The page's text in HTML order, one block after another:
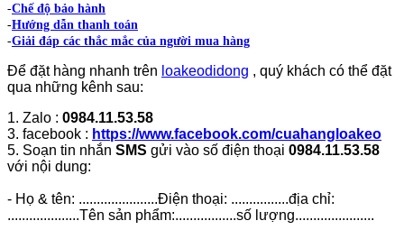
-Chế độ bảo hành
-Hướng dẫn thanh toán
-Giải đáp các thắc mắc của người mua hàng
Để đặt hàng nhanh trên loakeodidong , quý khách có thể đặt
qua những kênh sau:
1. Zalo : 0984.11.53.58
3. facebook : https://www.facebook.com/cuahangloakeo
5. Soạn tin nhắn SMS gửi vào số điện thoại 0984.11.53.58
với nội dung:
- Họ & tên: ......................Điện thoại: ................địa chỉ:
....................Tên sản phẩm:.................số lượng......................